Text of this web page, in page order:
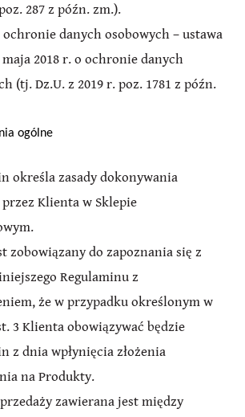
287 z późn. zm.).
ochronie danych osobowych – ustawa
2018 r. o ochronie danych
(tj. Dz.U. z 2019 r. poz. 1781 z późn.
ogólne
określa zasady dokonywania
Klienta w Sklepie
zobowiązany do zapoznania się z
Regulaminu z
że w przypadku określonym w
3 Klienta obowiązywać będzie
z dnia wpłynięcia złożenia
na Produkty.
zawierana jest między